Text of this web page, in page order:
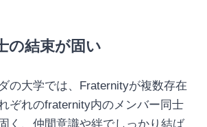
の結束が固い
の大学では、Fraternityが複数存在
ぞれのfraternity内のメンバー同士
く、仲間意識や絆でしっかり結ば